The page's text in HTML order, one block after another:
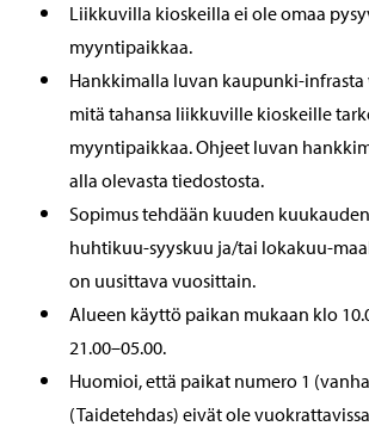
Liikkuvilla kioskeilla ei ole omaa
myyntipaikkaa.
Hankkimalla luvan kaupunki-
mitä tahansa liikkuville kioskeille
myyntipaikkaa. Ohjeet luvan
alla olevasta tiedostosta.
Sopimus tehdään kuuden
huhtikuu-syyskuu ja/tai lokakuu-
on uusittava vuosittain.
Alueen käyttö paikan mukaan klo
21.00–05.00.
Huomioi, että paikat numero 1
(Taidetehdas) eivät ole